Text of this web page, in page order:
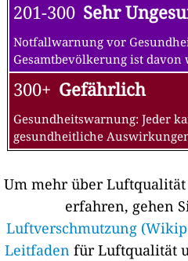
201-300 Sehr
Notfallwarnung vor
Gesamtbevölkerung ist
300+ Gefährlich
Gesundheitswarnung: Jeder
gesundheitliche
Um mehr über
erfahren, gehen
Luftverschmutzung
Leitfaden für Luftqualität